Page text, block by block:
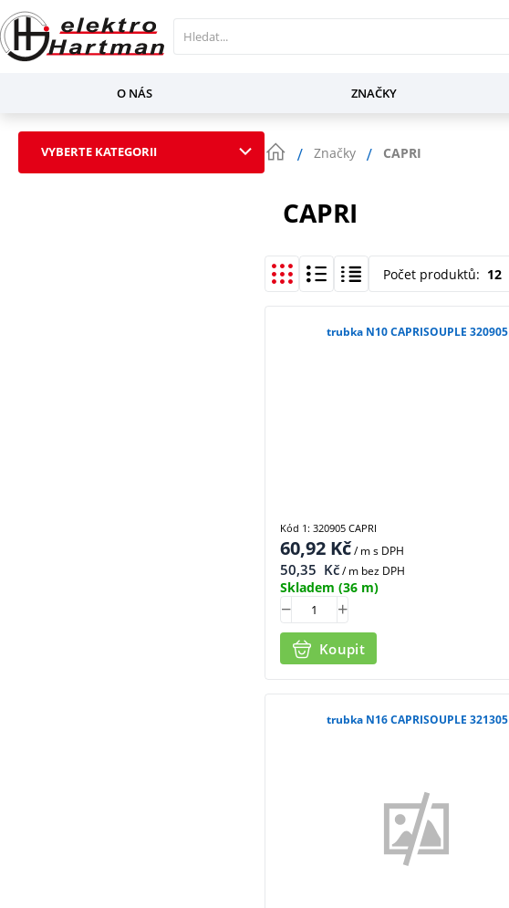
O NÁS ZNAČKY
VYBERTE KATEGORII Značky CAPRI
CAPRI
Počet produktů: 12
trubka N10 CAPRISOUPLE 320905
60,92 Kč/ ms DPH
50,35 Kč/ m bez DPH
Skladem (36 m)
Koupit
Kód 1: 320905 CAPRI
trubka N16 CAPRISOUPLE 321305